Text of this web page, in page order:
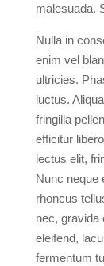
malesuada.
Nulla in
enim vel
ultricies.
luctus.
fringilla
efficitur
lectus elit,
Nunc neque
rhoncus
nec, gravida
eleifend,
fermentum